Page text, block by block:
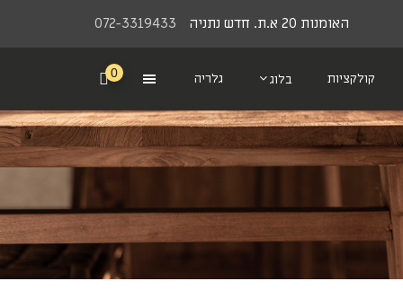
072-3319433 האומנות 20 א.ת. חדש נתניה
קולקציות בלוג גלריה 0